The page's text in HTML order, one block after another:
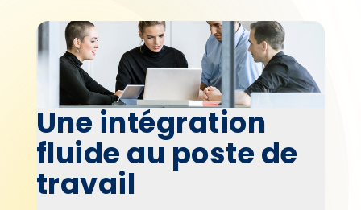
Une intégration
fluide au poste de
travail